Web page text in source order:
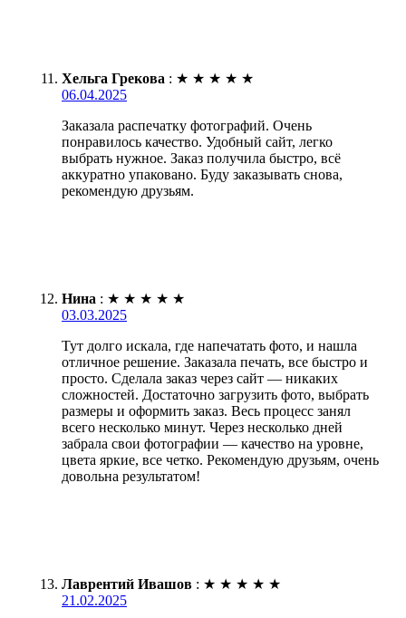
Хельга Грекова : ★ ★ ★ ★ ★
06.04.2025
Заказала распечатку фотографий. Очень
понравилось качество. Удобный сайт, легко
выбрать нужное. Заказ получила быстро, всё
аккуратно упаковано. Буду заказывать снова,
рекомендую друзьям.
Нина : ★ ★ ★ ★ ★
03.03.2025
Тут долго искала, где напечатать фото, и нашла
отличное решение. Заказала печать, все быстро и
просто. Сделала заказ через сайт — никаких
сложностей. Достаточно загрузить фото, выбрать
размеры и оформить заказ. Весь процесс занял
всего несколько минут. Через несколько дней
забрала свои фотографии — качество на уровне,
цвета яркие, все четко. Рекомендую друзьям, очень
довольна результатом!
Лаврентий Ивашов : ★ ★ ★ ★ ★
21.02.2025